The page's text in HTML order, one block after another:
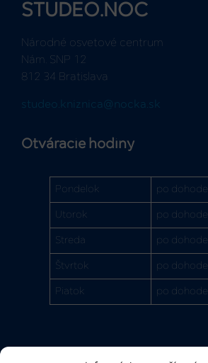
STUDEO.NOC
Národné osvetové centrum
Nám. SNP 12
812 34 Bratislava
studeo.kniznica@nocka.sk
Otváracie hodiny
Pondelok po dohode
Utorok po dohode
Streda po dohode
Štvrtok po dohode
Piatok po dohode